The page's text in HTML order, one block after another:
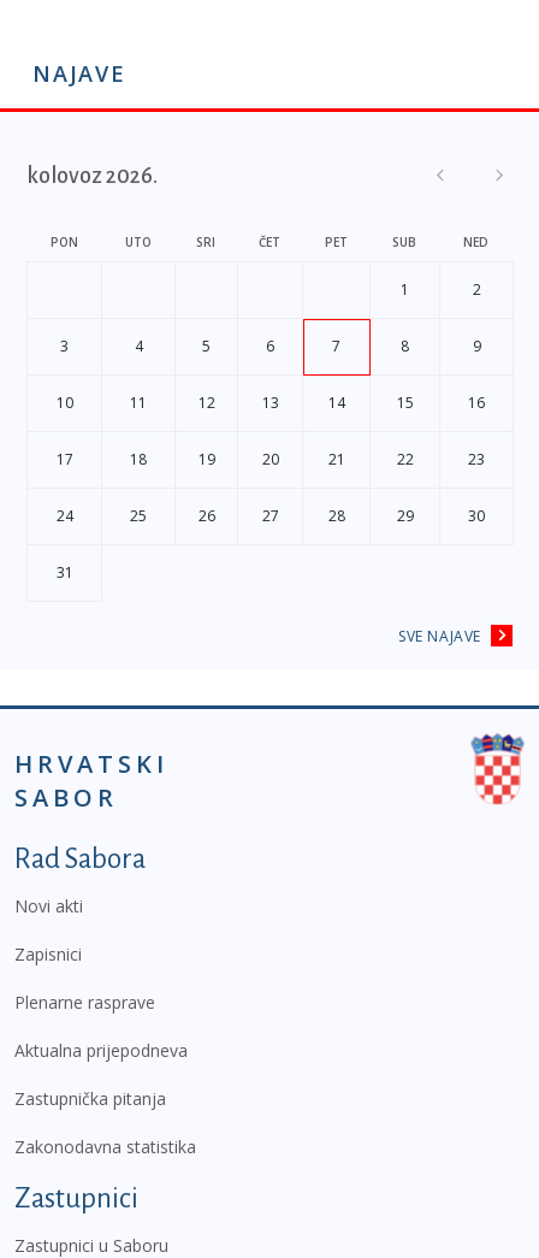
NAJAVE
kolovoz 2026.
PON UTO SRI ČET PET SUB NED
1 2
3 4 5 6 7 8 9
10 11 12 13 14 15 16
17 18 19 20 21 22 23
24 25 26 27 28 29 30
31
SVE NAJAVE
HRVATSKI
SABOR
Podnožje prvi izbornik
Rad Sabora
Novi akti
Zapisnici
Plenarne rasprave
Aktualna prijepodneva
Zastupnička pitanja
Zakonodavna statistika
Zastupnici
Zastupnici u Saboru